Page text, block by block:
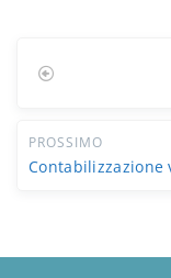
PROSSIMO
Contabilizzazione